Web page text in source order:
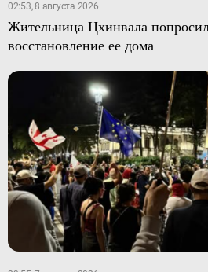
02:53, 8 августа 2026
Жительница Цхинвала
восстановление ее дома